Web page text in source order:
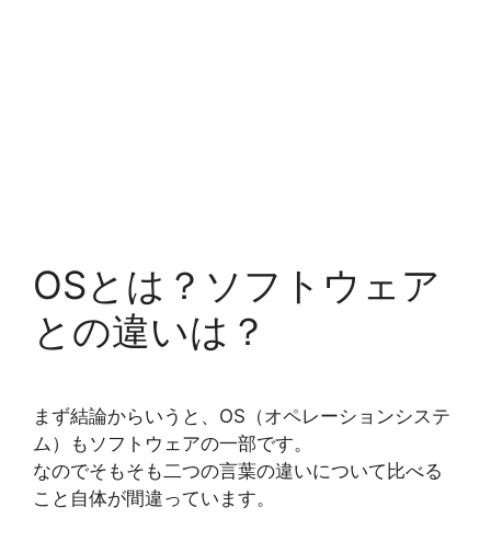
OSとは？ソフトウェア
との違いは？
まず結論からいうと、OS（オペレーションシステ
ム）もソフトウェアの一部です。
なのでそもそも二つの言葉の違いについて比べる
こと自体が間違っています。